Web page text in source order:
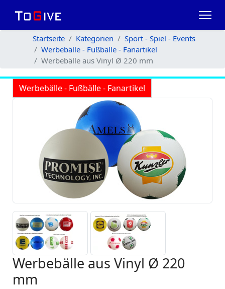
Startseite Kategorien
Sport - Spiel - Events
Werbebälle - Fußbälle - Fanartikel
Werbebälle aus Vinyl Ø 220 mm
Werbebälle - Fußbälle - Fanartikel
Werbebälle aus Vinyl Ø 220
mm